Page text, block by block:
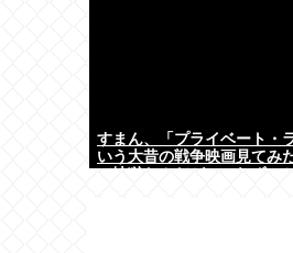
すまん、「プライベート・
いう大昔の戦争映画見てみ